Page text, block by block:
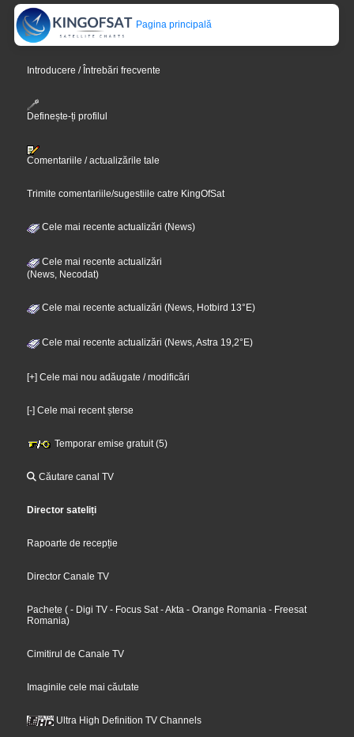
Pagina principală
Introducere / Întrebări frecvente
Definește-ți profilul
Comentariile / actualizările tale
Trimite comentariile/sugestiile catre KingOfSat
Cele mai recente actualizări (News)
Cele mai recente actualizări
(News, Necodat)
Cele mai recente actualizări (News, Hotbird 13°E)
Cele mai recente actualizări (News, Astra 19,2°E)
[+] Cele mai nou adăugate / modificări
[-] Cele mai recent șterse
Temporar emise gratuit (5)
Căutare canal TV
Director sateliți
Rapoarte de recepție
Director Canale TV
Pachete (- Digi TV - Focus Sat - Akta - Orange Romania - Freesat
Romania)
Cimitirul de Canale TV
Imaginile cele mai căutate
Ultra High Definition TV Channels